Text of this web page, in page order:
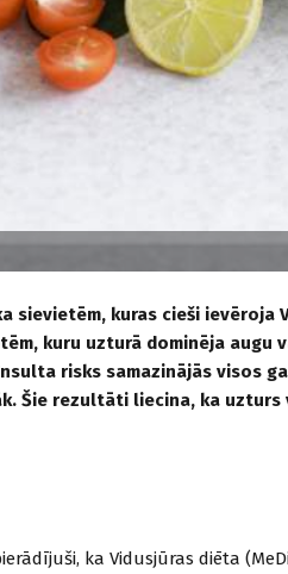
sievietēm, kuras cieši
kuru uzturā dominēja
risks samazinājās visos
Šie rezultāti liecina, ka
ka Vidusjūras diēta